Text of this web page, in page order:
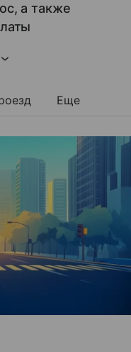
а также
Еще